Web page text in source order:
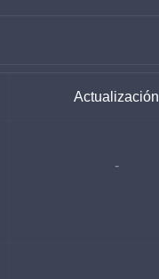
Actualización
-